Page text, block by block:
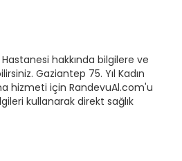
Hastanesi hakkında bilgilere ve
Gaziantep 75. Yıl Kadın
hizmeti için RandevuAl.com'u
kullanarak direkt sağlık